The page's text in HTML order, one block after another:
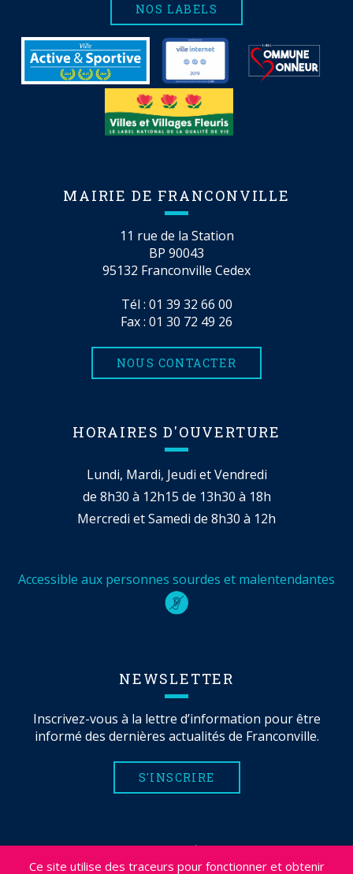
Ce site utilise des traceurs pour fonctionner et obtenir
NOS LABELS
MAIRIE DE FRANCONVILLE
11 rue de la Station
BP 90043
95132 Franconville Cedex
Tél : 01 39 32 66 00
Fax : 01 30 72 49 26
NOUS CONTACTER
HORAIRES D'OUVERTURE
Lundi, Mardi, Jeudi et Vendredi
de 8h30 à 12h15 de 13h30 à 18h
Mercredi et Samedi de 8h30 à 12h
Accessible aux personnes sourdes et malentendantes
NEWSLETTER
Inscrivez-vous à la lettre d’information pour être
informé des dernières actualités de Franconville.
S'INSCRIRE
MENTIONS LÉGALES
PLAN DU SITE